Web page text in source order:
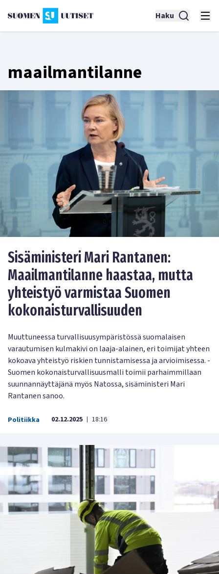
Haku
maailmantilanne
Sisäministeri Mari Rantanen:
Maailmantilanne haastaa, mutta
yhteistyö varmistaa Suomen
kokonaisturvallisuuden
Muuttuneessa turvallisuusympäristössä suomalaisen
varautumisen kulmakivi on laaja-alainen, eri toimijat yhteen
kokoava yhteistyö riskien tunnistamisessa ja arvioimisessa. -
Suomen kokonaisturvallisuusmalli toimii parhaimmillaan
suunnannäyttäjänä myös Natossa, sisäministeri Mari
Rantanen sanoo.
Politiikka 02.12.2025 | 18:16